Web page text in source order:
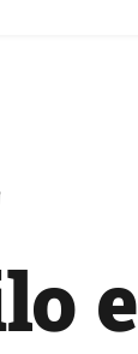
e